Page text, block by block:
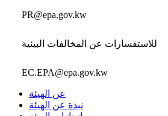
PR@epa.gov.kw
للاستفسارات عن المخالفات البيئية
EC.EPA@epa.gov.kw
عن الهيئة
نبذة عن الهيئة